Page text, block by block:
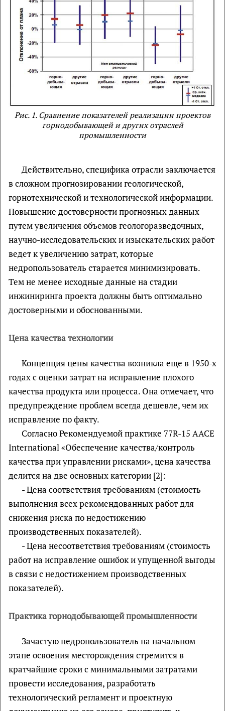
Рис. 1. Сравнение показателей реализации проектов
горнодобывающей и других отраслей
промышленности
Действительно, специфика отрасли заключается
в сложном прогнозировании геологической,
горнотехнической и технологической информации.
Повышение достоверности прогнозных данных
путем увеличения объемов геологоразведочных,
научно-исследовательских и изыскательских работ
ведет к увеличению затрат, которые
недропользователь старается минимизировать.
Тем не менее исходные данные на стадии
инжиниринга проекта должны быть оптимально
достоверными и обоснованными.
Цена качества технологии
Концепция цены качества возникла еще в 1950-х
годах с оценки затрат на исправление плохого
качества продукта или процесса. Она отмечает, что
предупреждение проблем всегда дешевле, чем их
исправление по факту.
Согласно Рекомендуемой практике 77R-15 AACE
International «Обеспечение качества/контроль
качества при управлении рисками», цена качества
делится на две основных категории [2]:
- Цена соответствия требованиям (стоимость
выполнения всех рекомендованных работ для
снижения риска по недостижению
производственных показателей).
- Цена несоответствия требованиям (стоимость
работ на исправление ошибок и упущенной выгоды
в связи с недостижением производственных
показателей).
Практика горнодобывающей промышленности
Зачастую недропользователь на начальном
этапе освоения месторождения стремится в
кратчайшие сроки с минимальными затратами
провести исследования, разработать
технологический регламент и проектную